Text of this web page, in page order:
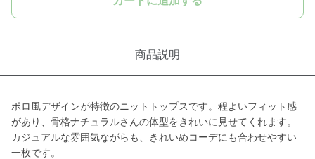
商品説明
ポロ風デザインが特徴のニットトップスです。程よいフィット感
があり、骨格ナチュラルさんの体型をきれいに見せてくれます。
カジュアルな雰囲気ながらも、きれいめコーデにも合わせやすい
一枚です。